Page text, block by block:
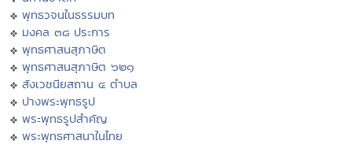
พุทธวจนในธรรมบท
มงคล ๓๘ ประการ
พุทธศาสนสุภาษิต
พุทธศาสนสุภาษิต ๖๒๑
สังเวชนียสถาน ๔ ตำบล
ปางพระพุทธรูป
พระพุทธรูปสำคัญ
พระพุทธศาสนาในไทย